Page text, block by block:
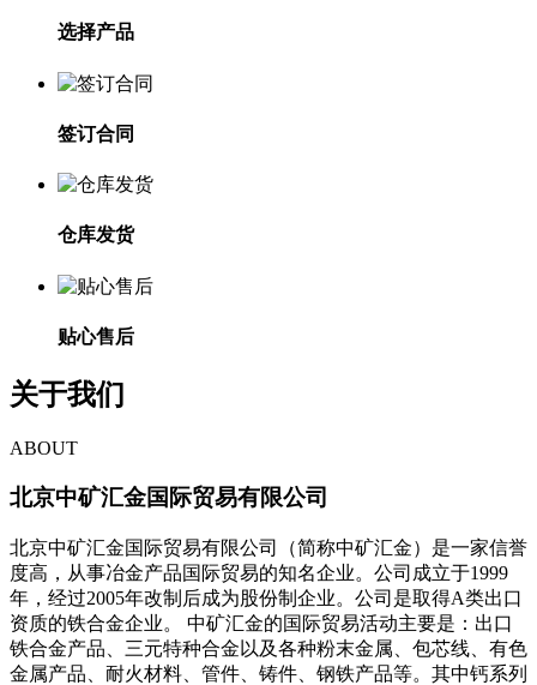
选择产品
签订合同
仓库发货
贴心售后
关于我们
ABOUT
北京中矿汇金国际贸易有限公司
北京中矿汇金国际贸易有限公司（简称中矿汇金）是一家信誉
度高，从事冶金产品国际贸易的知名企业。公司成立于1999
年，经过2005年改制后成为股份制企业。公司是取得A类出口
资质的铁合金企业。 中矿汇金的国际贸易活动主要是：出口
铁合金产品、三元特种合金以及各种粉末金属、包芯线、有色
金属产品、耐火材料、管件、铸件、钢铁产品等。其中钙系列